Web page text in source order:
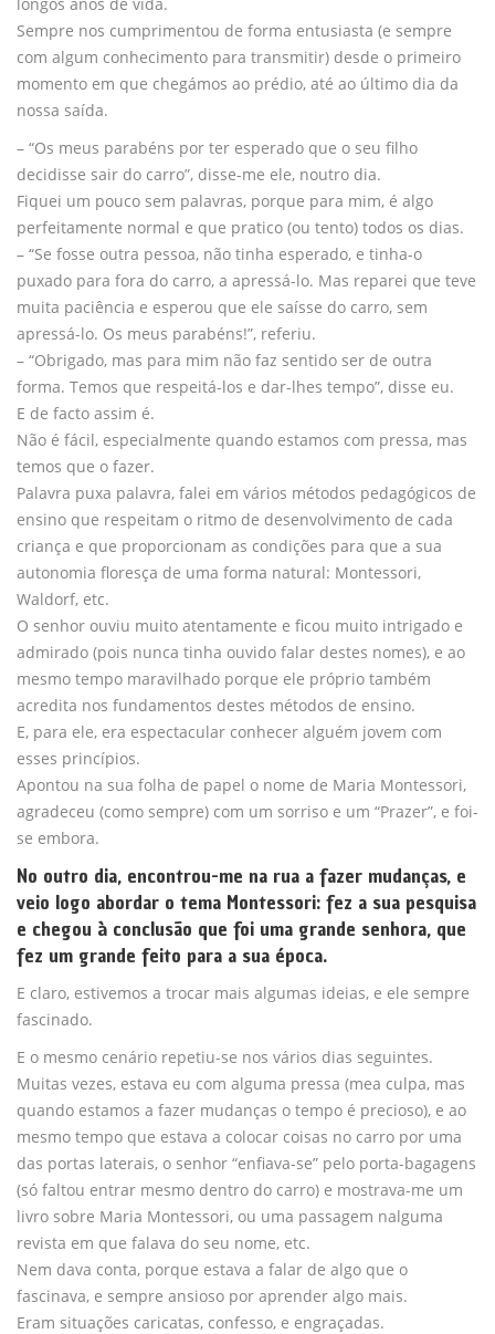
Sempre nos cumprimentou de forma entusiasta (e sempre
com algum conhecimento para transmitir) desde o primeiro
momento em que chegámos ao prédio, até ao último dia da
nossa saída.
– “Os meus parabéns por ter esperado que o seu filho
decidisse sair do carro”, disse-me ele, noutro dia.
Fiquei um pouco sem palavras, porque para mim, é algo
perfeitamente normal e que pratico (ou tento) todos os dias.
– “Se fosse outra pessoa, não tinha esperado, e tinha-o
puxado para fora do carro, a apressá-lo. Mas reparei que teve
muita paciência e esperou que ele saísse do carro, sem
apressá-lo. Os meus parabéns!”, referiu.
– “Obrigado, mas para mim não faz sentido ser de outra
forma. Temos que respeitá-los e dar-lhes tempo”, disse eu.
E de facto assim é.
Não é fácil, especialmente quando estamos com pressa, mas
temos que o fazer.
Palavra puxa palavra, falei em vários métodos pedagógicos de
ensino que respeitam o ritmo de desenvolvimento de cada
criança e que proporcionam as condições para que a sua
autonomia floresça de uma forma natural: Montessori,
Waldorf, etc.
O senhor ouviu muito atentamente e ficou muito intrigado e
admirado (pois nunca tinha ouvido falar destes nomes), e ao
mesmo tempo maravilhado porque ele próprio também
acredita nos fundamentos destes métodos de ensino.
E, para ele, era espectacular conhecer alguém jovem com
esses princípios.
Apontou na sua folha de papel o nome de Maria Montessori,
agradeceu (como sempre) com um sorriso e um “Prazer”, e foi-
se embora.
No outro dia, encontrou-me na rua a fazer mudanças, e
veio logo abordar o tema Montessori: fez a sua pesquisa
e chegou à conclusão que foi uma grande senhora, que
fez um grande feito para a sua época.
E claro, estivemos a trocar mais algumas ideias, e ele sempre
fascinado.
E o mesmo cenário repetiu-se nos vários dias seguintes.
Muitas vezes, estava eu com alguma pressa (mea culpa, mas
quando estamos a fazer mudanças o tempo é precioso), e ao
mesmo tempo que estava a colocar coisas no carro por uma
das portas laterais, o senhor “enfiava-se” pelo porta-bagagens
(só faltou entrar mesmo dentro do carro) e mostrava-me um
livro sobre Maria Montessori, ou uma passagem nalguma
revista em que falava do seu nome, etc.
Nem dava conta, porque estava a falar de algo que o
fascinava, e sempre ansioso por aprender algo mais.
Eram situações caricatas, confesso, e engraçadas.